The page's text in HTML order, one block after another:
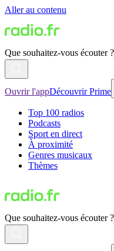
Aller au contenu
Que souhaitez-vous écouter ?
Ouvrir l'appDécouvrir Prime
Top 100 radios
Podcasts
Sport en direct
À proximité
Genres musicaux
Thèmes
Que souhaitez-vous écouter ?